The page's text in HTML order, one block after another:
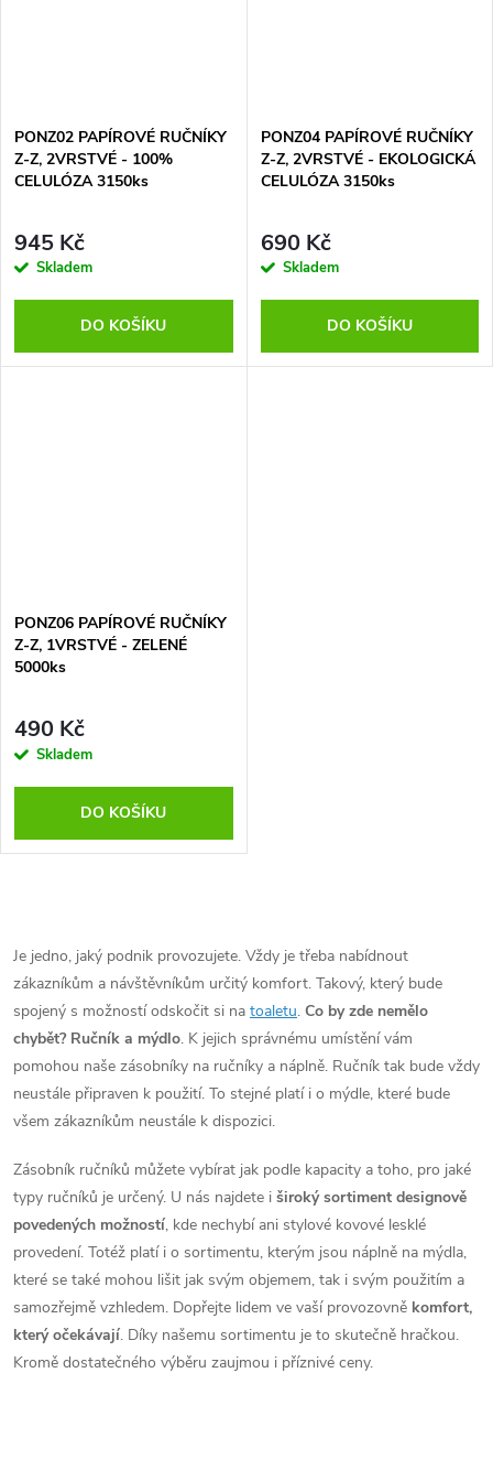
PONZ02 PAPÍROVÉ RUČNÍKY
Z-Z, 2VRSTVÉ - 100%
CELULÓZA 3150ks
945 Kč
Skladem
DO KOŠÍKU
PONZ04 PAPÍROVÉ RUČNÍKY
Z-Z, 2VRSTVÉ - EKOLOGICKÁ
CELULÓZA 3150ks
690 Kč
Skladem
DO KOŠÍKU
PONZ06 PAPÍROVÉ RUČNÍKY
Z-Z, 1VRSTVÉ - ZELENÉ
5000ks
490 Kč
Skladem
DO KOŠÍKU
v
l
á
d
a
c
í
p
r
v
Je jedno, jaký podnik provozujete. Vždy je třeba nabídnout
zákazníkům a návštěvníkům určitý komfort. Takový, který bude
spojený s možností odskočit si na toaletu. Co by zde nemělo
chybět? Ručník a mýdlo. K jejich správnému umístění vám
pomohou naše zásobníky na ručníky a náplně. Ručník tak bude vždy
neustále připraven k použití. To stejné platí i o mýdle, které bude
všem zákazníkům neustále k dispozici.
Zásobník ručníků můžete vybírat jak podle kapacity a toho, pro jaké
typy ručníků je určený. U nás najdete i široký sortiment designově
povedených možností, kde nechybí ani stylové kovové lesklé
provedení. Totéž platí i o sortimentu, kterým jsou náplně na mýdla,
které se také mohou lišit jak svým objemem, tak i svým použitím a
samozřejmě vzhledem. Dopřejte lidem ve vaší provozovně komfort,
který očekávají. Díky našemu sortimentu je to skutečně hračkou.
Kromě dostatečného výběru zaujmou i příznivé ceny.